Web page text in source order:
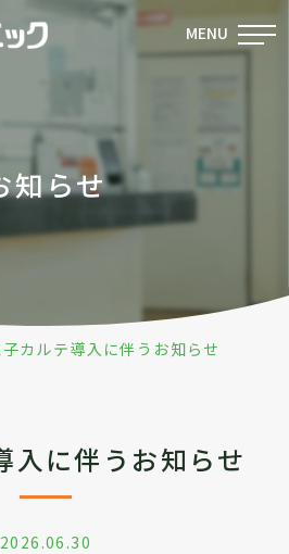
MENU
知らせ
カルテ導入に伴うお知らせ
入に伴うお知らせ
2026.06.30